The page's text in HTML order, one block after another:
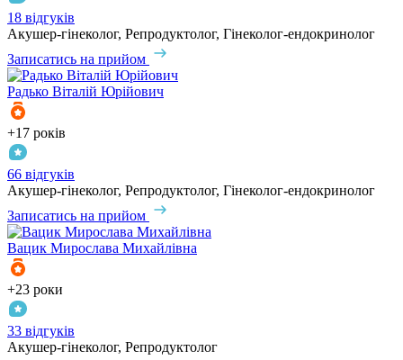
18 відгуків
Акушер-гінеколог, Репродуктолог, Гінеколог-ендокринолог
Записатись на прийом
Радько Віталій Юрійович
+17 років
66 відгуків
Акушер-гінеколог, Репродуктолог, Гінеколог-ендокринолог
Записатись на прийом
Вацик Мирослава Михайлівна
+23 роки
33 відгуків
Акушер-гінеколог, Репродуктолог